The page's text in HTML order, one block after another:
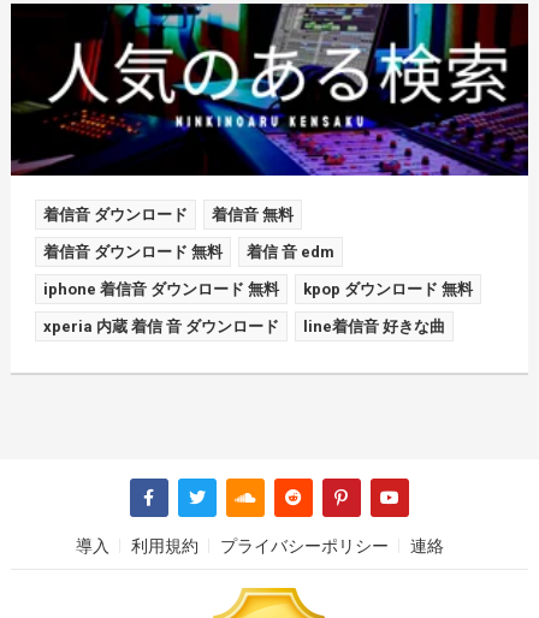
着信音 ダウンロード 着信音 無料
着信音 ダウンロード 無料 着信 音 edm
iphone 着信音 ダウンロード 無料 kpop ダウンロード 無料
xperia 内蔵 着信 音 ダウンロード line着信音 好きな曲
導入 利用規約 プライバシーポリシー 連絡